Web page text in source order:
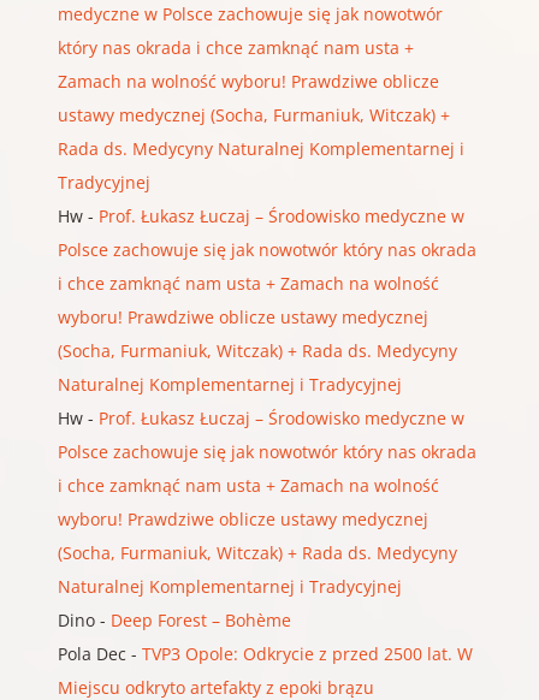
medyczne w Polsce zachowuje się jak nowotwór
który nas okrada i chce zamknąć nam usta +
Zamach na wolność wyboru! Prawdziwe oblicze
ustawy medycznej (Socha, Furmaniuk, Witczak) +
Rada ds. Medycyny Naturalnej Komplementarnej i
Tradycyjnej
Hw- Prof. Łukasz Łuczaj – Środowisko medyczne w
Polsce zachowuje się jak nowotwór który nas okrada
i chce zamknąć nam usta + Zamach na wolność
wyboru! Prawdziwe oblicze ustawy medycznej
(Socha, Furmaniuk, Witczak) + Rada ds. Medycyny
Naturalnej Komplementarnej i Tradycyjnej
Hw- Prof. Łukasz Łuczaj – Środowisko medyczne w
Polsce zachowuje się jak nowotwór który nas okrada
i chce zamknąć nam usta + Zamach na wolność
wyboru! Prawdziwe oblicze ustawy medycznej
(Socha, Furmaniuk, Witczak) + Rada ds. Medycyny
Naturalnej Komplementarnej i Tradycyjnej
Dino- Deep Forest – Bohème
Pola Dec - TVP3 Opole: Odkrycie z przed 2500 lat. W
Miejscu odkryto artefakty z epoki brązu